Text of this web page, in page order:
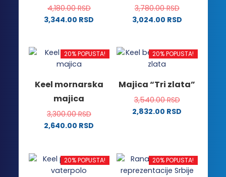
na
stranici
stranici
proizvoda.
4,180.00RSD
3,344.00 RSD
ima
više
Opcije
mogu
biti
izabrane
proizvoda.
3,780.00RSD
3,024.00 RSD
ima
više
Opcije
mogu
biti
proizvoda.
20% POPUSTA!
Keel mornarska
majica
3,300.00RSD
2,640.00 RSD
ima
više
20% POPUSTA!
Majica “Tri zlata”
3,540.00RSD
2,832.00 RSD
više
varijanti.
20% POPUSTA! 20% POPUSTA!